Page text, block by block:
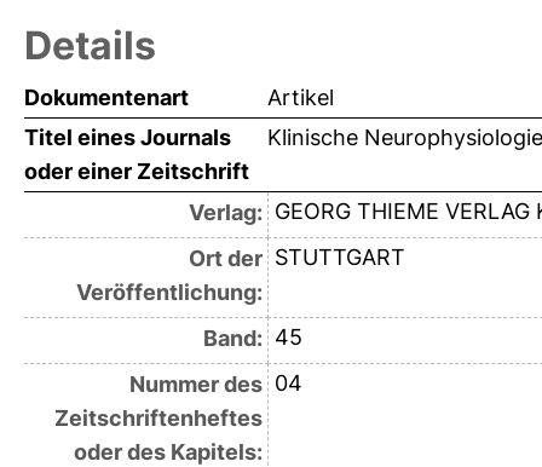
Details
Dokumentenart
Artikel
Titel eines Journals
oder einer Zeitschrift
Klinische Neurophysiologie
Verlag: GEORG THIEME VERLAG
Ort der
Veröffentlichung:
STUTTGART
Band: 45
Nummer des
Zeitschriftenheftes
oder des Kapitels:
04